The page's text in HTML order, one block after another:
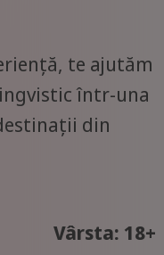
te ajutăm
într-una
din
Vârsta: 18+